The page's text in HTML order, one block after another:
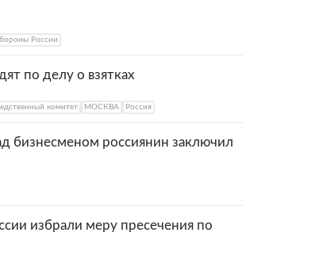
России
по делу о взятках
комитет МОСКВА Россия
бизнесменом россиянин заключил
избрали меру пресечения по